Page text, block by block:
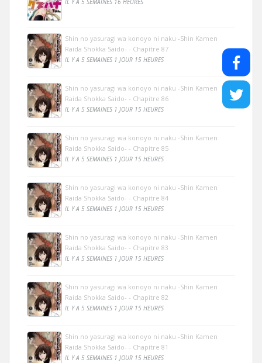
IL Y A 5 SEMAINES 16 HEURES
Shin no yasuragi wa konoyo ni naku -Shin Kamen
Raida Shokka Saido- - Chapitre 87
IL Y A 5 SEMAINES 1 JOUR 15 HEURES
Shin no yasuragi wa konoyo ni naku -Shin Kamen
Raida Shokka Saido- - Chapitre 86
IL Y A 5 SEMAINES 1 JOUR 15 HEURES
Shin no yasuragi wa konoyo ni naku -Shin Kamen
Raida Shokka Saido- - Chapitre 85
IL Y A 5 SEMAINES 1 JOUR 15 HEURES
Shin no yasuragi wa konoyo ni naku -Shin Kamen
Raida Shokka Saido- - Chapitre 84
IL Y A 5 SEMAINES 1 JOUR 15 HEURES
Shin no yasuragi wa konoyo ni naku -Shin Kamen
Raida Shokka Saido- - Chapitre 83
IL Y A 5 SEMAINES 1 JOUR 15 HEURES
Shin no yasuragi wa konoyo ni naku -Shin Kamen
Raida Shokka Saido- - Chapitre 82
IL Y A 5 SEMAINES 1 JOUR 15 HEURES
Shin no yasuragi wa konoyo ni naku -Shin Kamen
Raida Shokka Saido- - Chapitre 81
IL Y A 5 SEMAINES 1 JOUR 15 HEURES